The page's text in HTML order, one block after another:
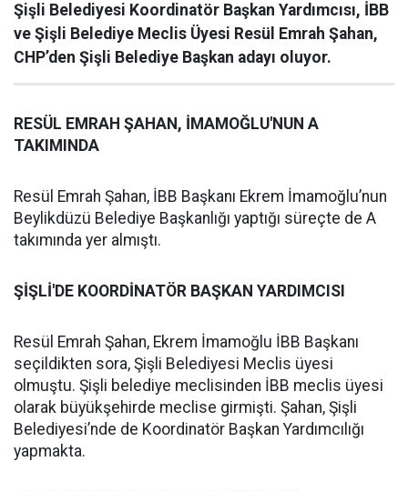
Şişli Belediyesi Koordinatör Başkan Yardımcısı, İBB
ve Şişli Belediye Meclis Üyesi Resül Emrah Şahan,
CHP’den Şişli Belediye Başkan adayı oluyor.
RESÜL EMRAH ŞAHAN, İMAMOĞLU'NUN A
TAKIMINDA
Resül Emrah Şahan, İBB Başkanı Ekrem İmamoğlu’nun
Beylikdüzü Belediye Başkanlığı yaptığı süreçte de A
takımında yer almıştı.
ŞİŞLİ'DE KOORDİNATÖR BAŞKAN YARDIMCISI
Resül Emrah Şahan, Ekrem İmamoğlu İBB Başkanı
seçildikten sora, Şişli Belediyesi Meclis üyesi
olmuştu. Şişli belediye meclisinden İBB meclis üyesi
olarak büyükşehirde meclise girmişti. Şahan, Şişli
Belediyesi’nde de Koordinatör Başkan Yardımcılığı
yapmakta.